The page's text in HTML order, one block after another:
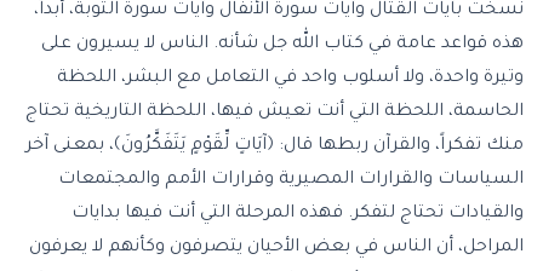
نسخت بآيات القتال وآيات سورة الأنفال وآيات سورة التوبة، أبداً،
هذه قواعد عامة في كتاب الله جل شأنه. الناس لا يسيرون على
وتيرة واحدة، ولا أسلوب واحد في التعامل مع البشر، اللحظة
الحاسمة، اللحظة التي أنت تعيش فيها، اللحظة التاريخية تحتاج
منك تفكراً، والقرآن ربطها قال: ﴿آيَاتٍ لِّقَوْمٍ يَتَفَكَّرُونَ﴾، بمعنى آخر
السياسات والقرارات المصيرية وقرارات الأمم والمجتمعات
والقيادات تحتاج لتفكر. فهذه المرحلة التي أنت فيها بدايات
المراحل، أن الناس في بعض الأحيان يتصرفون وكأنهم لا يعرفون